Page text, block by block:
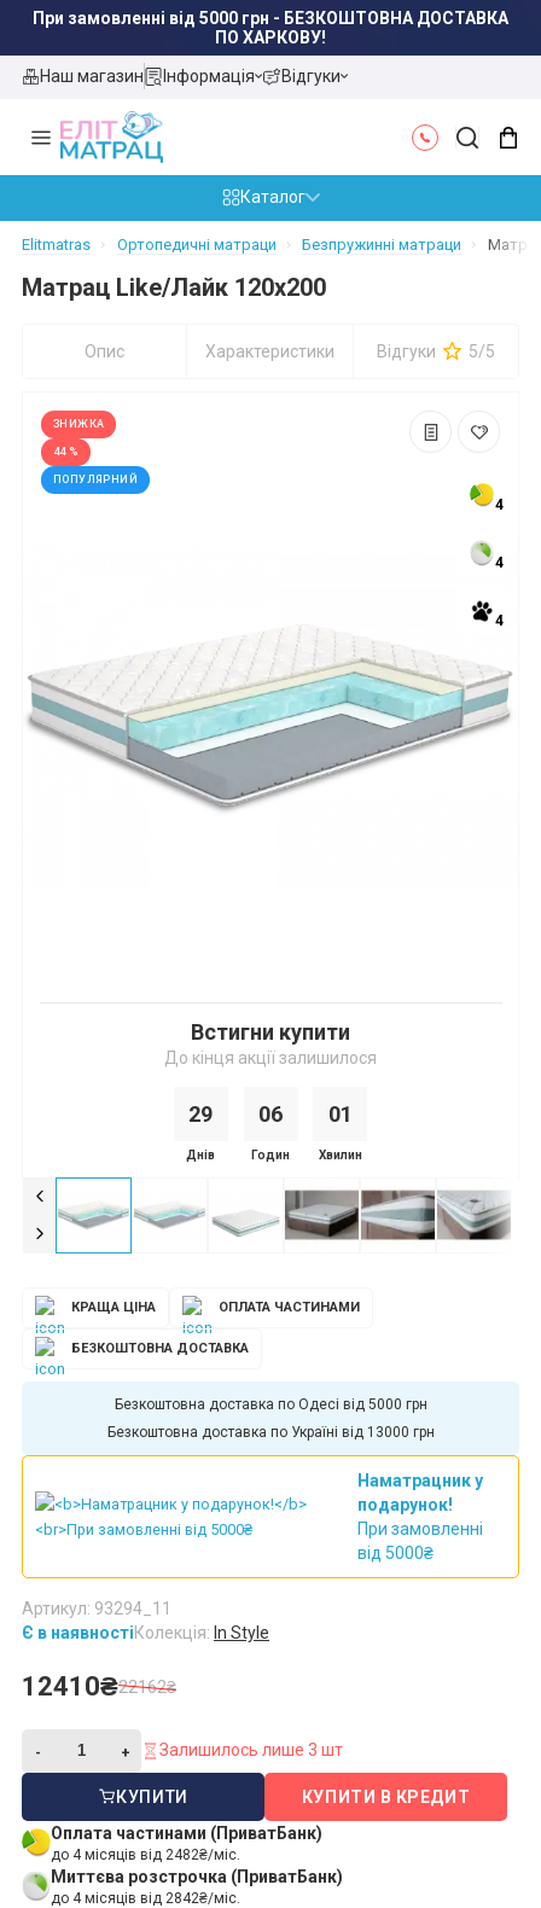
Наш магазин Інформація Відгуки
Каталог
Elitmatras Ортопедичні матраци Безпружинні матраци
Матрац Like/Лайк 120x200
Опис Характеристики Відгуки 5/5
4
4
4
ЗНИЖКА
44 %
ПОПУЛЯРНИЙ
Встигни купити
До кінця акції залишилося
29
Днів
06
Годин
01
Хвилин
КРАЩА ЦІНА ОПЛАТА ЧАСТИНАМИ
БЕЗКОШТОВНА ДОСТАВКА
Безкоштовна доставка по Україні від 13000 грн
Наматрацник у
подарунок!
При замовленні
від 5000₴
Є в наявностіКолекція: In Style
Артикул: 93294_11
12410₴22162₴
Залишилось лише 3 шт
КУПИТИ
Оплата частинами (ПриватБанк)
до 4 місяців від 2482₴/міс.
Миттєва розстрочка (ПриватБанк)
до 4 місяців від 2842₴/міс.
КУПИТИ В КРЕДИТ